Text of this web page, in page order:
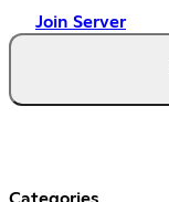
Join Server